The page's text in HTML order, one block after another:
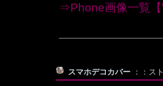
⇒Phone画像一覧
スマホデコカバー ：：ス